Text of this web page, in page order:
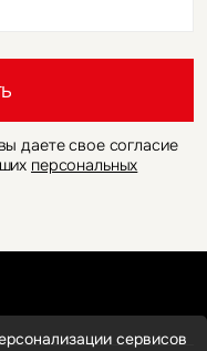
даете свое согласие
персональных
сервисов